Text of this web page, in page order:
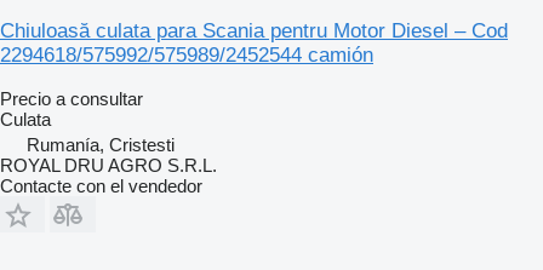
Chiuloasă culata para Scania pentru Motor Diesel – Cod
2294618/575992/575989/2452544 camión
Precio a consultar
Culata
Rumanía, Cristesti
ROYAL DRU AGRO S.R.L.
Contacte con el vendedor